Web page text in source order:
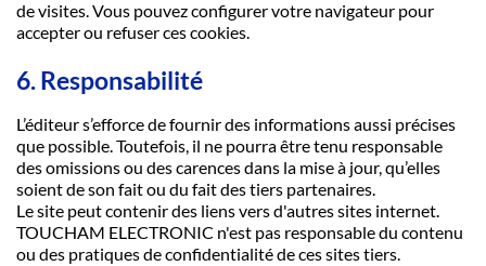
de visites. Vous pouvez configurer votre navigateur pour
accepter ou refuser ces cookies.
6. Responsabilité
L’éditeur s’efforce de fournir des informations aussi précises
que possible. Toutefois, il ne pourra être tenu responsable
des omissions ou des carences dans la mise à jour, qu’elles
soient de son fait ou du fait des tiers partenaires.
Le site peut contenir des liens vers d'autres sites internet.
TOUCHAM ELECTRONIC n'est pas responsable du contenu
ou des pratiques de confidentialité de ces sites tiers.